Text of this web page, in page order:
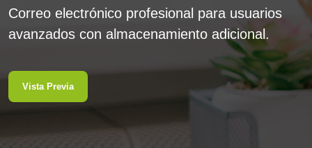
Correo electrónico profesional para usuarios
avanzados con almacenamiento adicional.
Vista Previa